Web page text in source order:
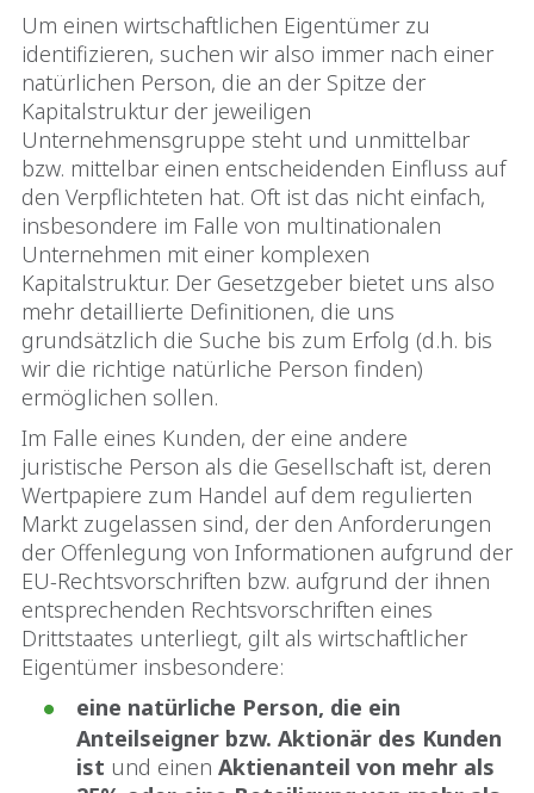
Um einen wirtschaftlichen Eigentümer zu
identifizieren, suchen wir also immer nach einer
natürlichen Person, die an der Spitze der
Kapitalstruktur der jeweiligen
Unternehmensgruppe steht und unmittelbar
bzw. mittelbar einen entscheidenden Einfluss auf
den Verpflichteten hat. Oft ist das nicht einfach,
insbesondere im Falle von multinationalen
Unternehmen mit einer komplexen
Kapitalstruktur. Der Gesetzgeber bietet uns also
mehr detaillierte Definitionen, die uns
grundsätzlich die Suche bis zum Erfolg (d.h. bis
wir die richtige natürliche Person finden)
ermöglichen sollen.
Im Falle eines Kunden, der eine andere
juristische Person als die Gesellschaft ist, deren
Wertpapiere zum Handel auf dem regulierten
Markt zugelassen sind, der den Anforderungen
der Offenlegung von Informationen aufgrund der
EU-Rechtsvorschriften bzw. aufgrund der ihnen
entsprechenden Rechtsvorschriften eines
Drittstaates unterliegt, gilt als wirtschaftlicher
Eigentümer insbesondere:
eine natürliche Person, die ein
Anteilseigner bzw. Aktionär des Kunden
ist und einen Aktienanteil von mehr als